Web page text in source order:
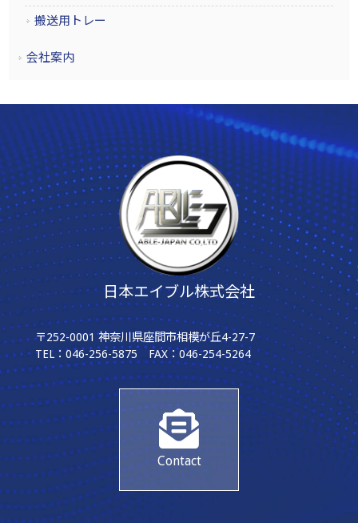
搬送用トレー
会社案内
日本エイブル株式会社
〒252-0001 神奈川県座間市相模が丘4-27-7
TEL：046-256-5875 FAX：046-254-5264
Contact